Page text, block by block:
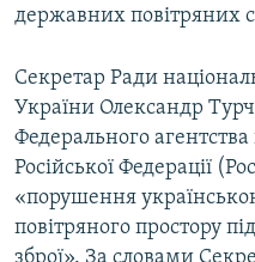
державних повітряних
Секретар Ради
України Олександр
Федерального
Російської Федерації
«порушення
повітряного простору